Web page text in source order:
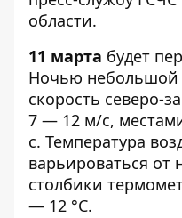
области.
11 марта будет
Ночью небольшой
скорость северо-
7 — 12 м/с,
с. Температура
варьироваться от
столбики
— 12 °С.